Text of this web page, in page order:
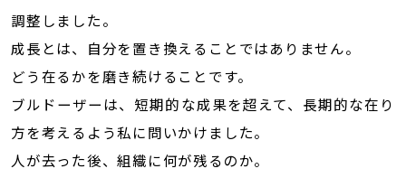
調整しました。
成長とは、自分を置き換えることではありません。
どう在るかを磨き続けることです。
ブルドーザーは、短期的な成果を超えて、長期的な在り
方を考えるよう私に問いかけました。
人が去った後、組織に何が残るのか。